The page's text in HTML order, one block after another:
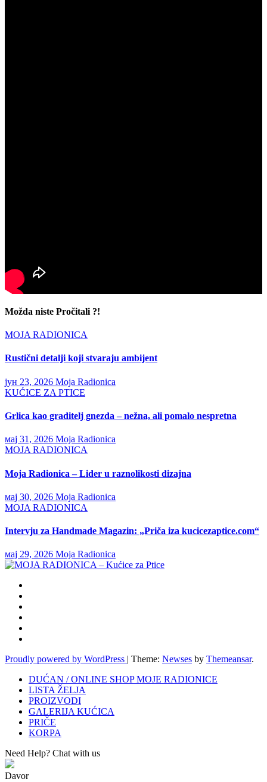
Možda niste Pročitali ?!
MOJA RADIONICA
Rustični detalji koji stvaraju ambijent
јун 23, 2026 Moja Radionica
KUĆICE ZA PTICE
Grlica kao graditelj gnezda – nežna, ali pomalo nespretna
мај 31, 2026 Moja Radionica
MOJA RADIONICA
Moja Radionica – Lider u raznolikosti dizajna
мај 30, 2026 Moja Radionica
MOJA RADIONICA
Intervju za Handmade Magazin: „Priča iza kucicezaptice.com“
мај 29, 2026 Moja Radionica
Proudly powered by WordPress | Theme: Newses by Themeansar.
DUĆAN / ONLINE SHOP MOJE RADIONICE
LISTA ŽELJA
PROIZVODI
GALERIJA KUĆICA
PRIČE
KORPA
Need Help? Chat with us
Davor